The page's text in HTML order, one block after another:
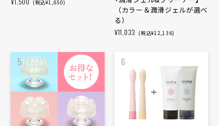
(税込¥1,650)
（カラー＆潤滑ジェルが選べ
る）
¥11,033 (税込¥12,136)
5 6